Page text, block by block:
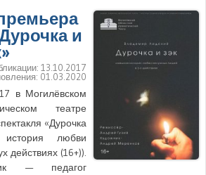
и
13.10.2017
01.03.2020
в Могилёвском
театре
«Дурочка
любви
действиях (16+)).
— педагог